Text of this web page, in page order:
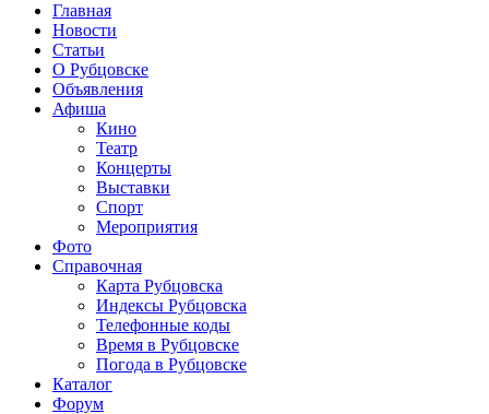
Главная
Новости
Статьи
О Рубцовске
Объявления
Афиша
Кино
Театр
Концерты
Выставки
Спорт
Мероприятия
Фото
Справочная
Карта Рубцовска
Индексы Рубцовска
Телефонные коды
Время в Рубцовске
Погода в Рубцовске
Каталог
Форум